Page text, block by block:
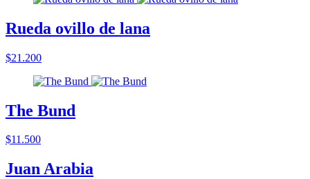
Rueda ovillo de lana
$21.200
The Bund
$11.500
Juan Arabia